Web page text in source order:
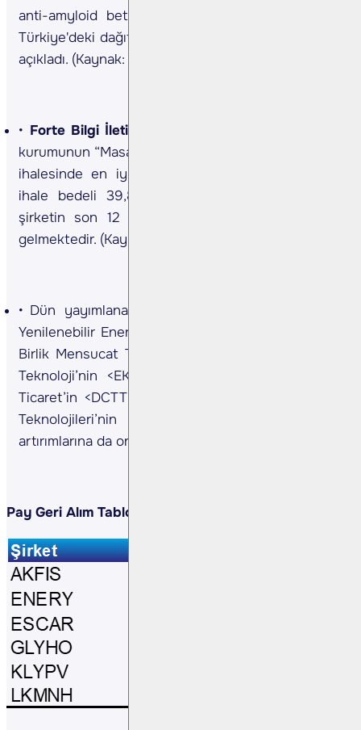
anti-amyloid beta monoklonal antikor ürününün
Türkiye'deki dağıtım ve pazarlama haklarını aldığını
açıkladı. (Kaynak: KAP)
Forte Bilgi İletişim <FORTE TI>
kurumunun “Masaüstü Bilgisayar ve Monitör Alımı”
ihalesinde en iyi teklifi vererek ihaleyi kazandı;
ihale bedeli 39,8 mn TL’dir. Söz konusu tutar
şirketin son 12 aylık cirosunun %2,2’sine denk
gelmektedir. (Kaynak: KAP)
Dün yayımlanan
Yenilenebilir Enerji’nin halka arzı onaylandı. Ayrıca
Birlik Mensucat Ticaret’in <BRMEN> bedelli, Ekos
Teknoloji’nin <EKOS> bedelsiz, DCT Trading Dış
Ticaret’in <DCTTR> bedelsiz ve Altınay Savunma
Teknolojileri’nin <ALTNY> bedelsiz sermaye
artırımlarına da onay verildi.
Pay Geri Alım Tablosu